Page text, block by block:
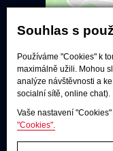
Souhlas s
Používáme "Cookies" k
maximálně užili. Mohou
analýze návštěvnosti a
socialní sítě, online chat).
Vaše nastavení
"Cookies".
Po - pá:
So:
U